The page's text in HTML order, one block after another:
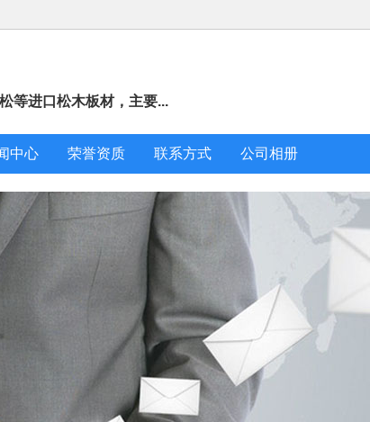
等进口松木板材，主要...
中心 荣誉资质 联系方式 公司相册